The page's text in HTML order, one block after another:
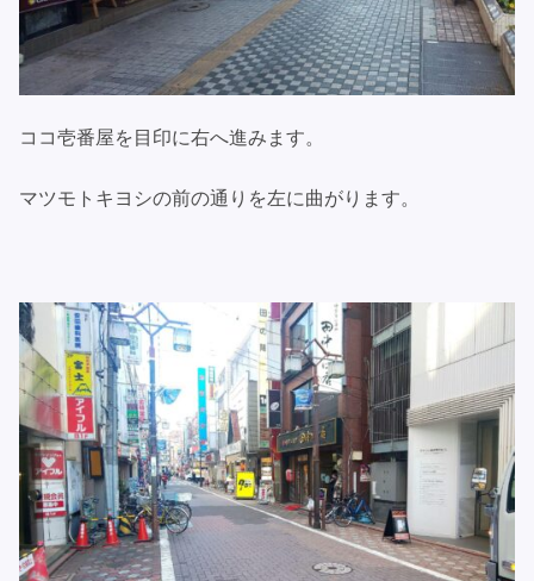
ココ壱番屋を目印に右へ進みます。
マツモトキヨシの前の通りを左に曲がります。